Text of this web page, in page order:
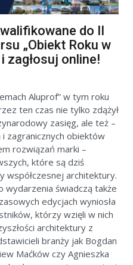
do II
„Obiekt Roku w
zagłosuj online!
Aluprof” w tym roku
ten czas nie tylko zdążył
zasięg, ale też –
zagranicznych obiektów
rozwiązań marki –
które są dziś
współczesnej architektury.
świadczą także
edycjach wyniosła
którzy wzięli w nich
architektury z
branży jak Bogdan
Maćków czy Agnieszka